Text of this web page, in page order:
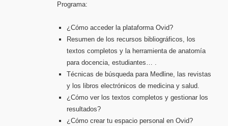
Programa:
¿Cómo acceder la plataforma Ovid?
Resumen de los recursos bibliográficos, los
textos completos y la herramienta de anatomía
para docencia, estudiantes… .
Técnicas de búsqueda para Medline, las revistas
y los libros electrónicos de medicina y salud.
¿Cómo ver los textos completos y gestionar los
resultados?
¿Cómo crear tu espacio personal en Ovid?